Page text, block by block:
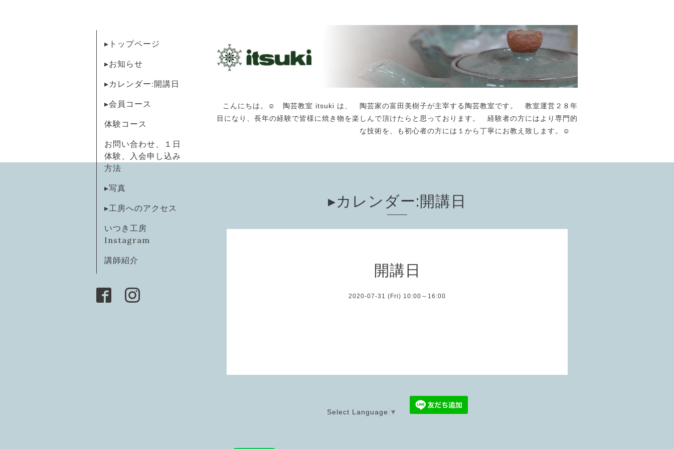
こんにちは。☺️ 陶芸教室 itsuki は、 陶芸家の富田美樹子が主宰する陶芸教室です。 教室運営２８年
目になり、長年の経験で皆様に焼き物を楽しんで頂けたらと思っております。 経験者の方にはより専門的
な技術を、も初心者の方には１から丁寧にお教え致します。☺️
▸トップページ
▸お知らせ
▸カレンダー:開講日
▸会員コース
体験コース
お問い合わせ、１日
体験、入会申し込み
方法
▸写真
▸工房へのアクセス
いつき工房
Instagram
講師紹介
▸カレンダー:開講日
開講日
2020-07-31 (Fri) 10:00～16:00
Select Language ▼